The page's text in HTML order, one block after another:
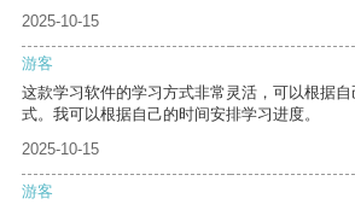
2025-10-15
游客
这款学习软件的学习方式非常灵活，可以根据
式。我可以根据自己的时间安排学习进度。
2025-10-15
游客